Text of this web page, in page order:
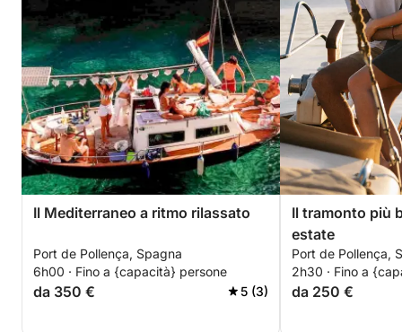
Il Mediterraneo a ritmo rilassato
Port de Pollença, Spagna
6h00 · Fino a {capacità} persone
da 350 € 5 (3)
Il tramonto più
estate
Port de Pollença,
2h30 · Fino a
da 250 €